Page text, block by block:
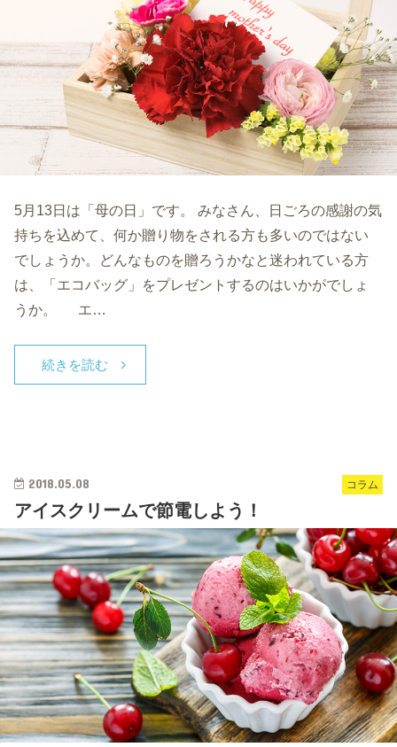
5月13日は「母の日」です。 みなさん、日ごろの感謝の気
持ちを込めて、何か贈り物をされる方も多いのではない
でしょうか。どんなものを贈ろうかなと迷われている方
は、「エコバッグ」をプレゼントするのはいかがでしょ
うか。 エ…
続きを読む
2018.05.08 コラム
アイスクリームで節電しよう！